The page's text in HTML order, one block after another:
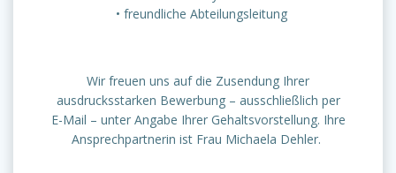
freundliche Abteilungsleitung
Wir freuen uns auf die Zusendung Ihrer
ausdrucksstarken Bewerbung – ausschließlich per
E-Mail – unter Angabe Ihrer Gehaltsvorstellung. Ihre
Ansprechpartnerin ist Frau Michaela Dehler.